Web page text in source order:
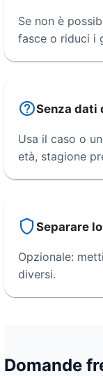
Se non è
fasce o riduci i
Senza dati
Usa il caso o
età, stagione
Separare
Opzionale:
diversi.
Domande